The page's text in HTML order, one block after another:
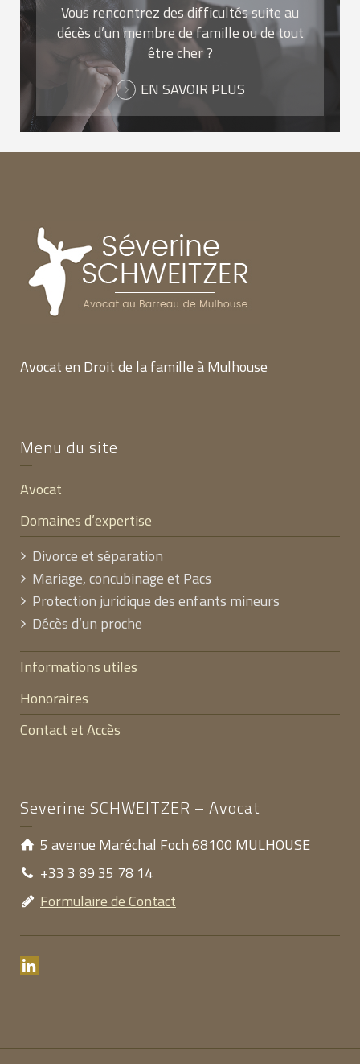
Vous rencontrez des difficultés suite au
décès d’un membre de famille ou de tout
être cher ?
EN SAVOIR PLUS
Avocat en Droit de la famille à Mulhouse
Menu du site
Avocat
Domaines d’expertise
Divorce et séparation
Mariage, concubinage et Pacs
Protection juridique des enfants mineurs
Décès d’un proche
Informations utiles
Honoraires
Contact et Accès
Severine SCHWEITZER – Avocat
5 avenue Maréchal Foch 68100 MULHOUSE
+33 3 89 35 78 14
Formulaire de Contact